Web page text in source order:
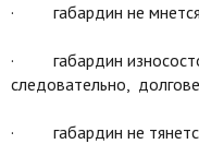
· габардин не
· габардин
следовательно,
· габардин не